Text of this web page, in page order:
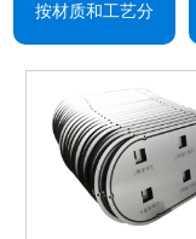
按材质和工艺分